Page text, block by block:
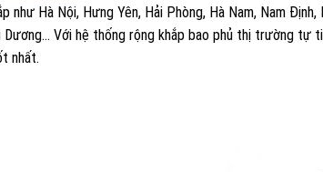
như Hà Nội, Hưng Yên, Hải Phòng, Hà Nam, Nam
Dương… Với hệ thống rộng khắp bao phủ thị trường tự
nhất.